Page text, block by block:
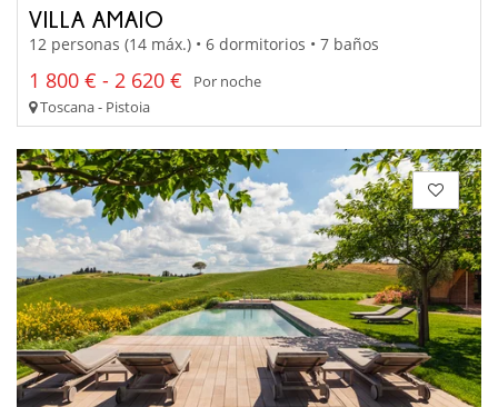
VILLA AMAIO
12 personas (14 máx.) • 6 dormitorios • 7 baños
1 800 € - 2 620 €
Por noche
Toscana - Pistoia